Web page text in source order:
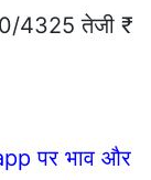
4325 तेजी ₹
पर भाव और